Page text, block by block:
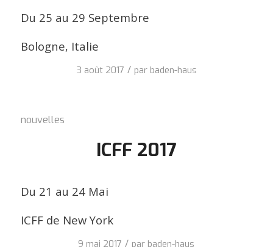
Du 25 au 29 Septembre
Bologne, Italie
3 août 2017 / par baden-haus
nouvelles
ICFF 2017
Du 21 au 24 Mai
ICFF de New York
9 mai 2017 / par baden-haus